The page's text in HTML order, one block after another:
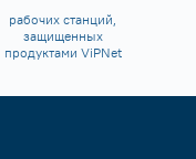
рабочих станций,
защищенных
продуктами ViPNet